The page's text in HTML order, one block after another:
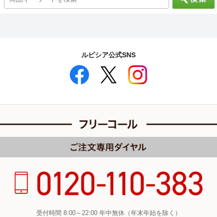
ルピシア公式SNS
受付時間 8:00～22:00 年中無休（年末年始を除く）